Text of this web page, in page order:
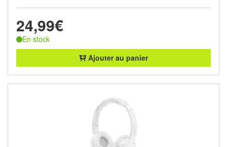
24,99€
En stock
Ajouter au panier